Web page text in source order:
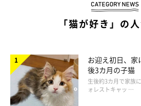
なんでこんな急に垂れてみたのか
分かりませんが、意外と気持ちよかっ
段々ウトウトしきたぷーちゃん。
「猫が好き」の
お迎え初日、家
後3カ月の子猫
ち着く姿に「迎
生後約3カ月で家族
ォレストキャッ …